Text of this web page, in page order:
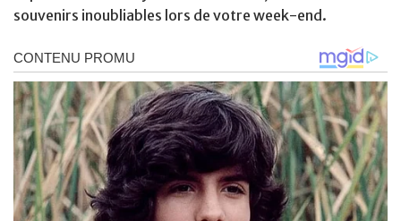
souvenirs inoubliables lors de votre week-end.